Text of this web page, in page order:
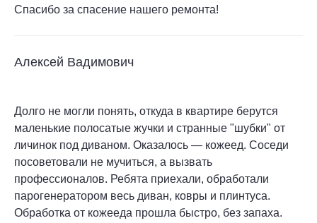
Спасибо за спасение нашего ремонта!
Алексей Вадимович
Долго не могли понять, откуда в квартире берутся
маленькие полосатые жучки и странные "шубки" от
личинок под диваном. Оказалось — кожеед. Соседи
посоветовали не мучиться, а вызвать
профессионалов. Ребята приехали, обработали
парогенератором весь диван, ковры и плинтуса.
Обработка от кожееда прошла быстро, без запаха.